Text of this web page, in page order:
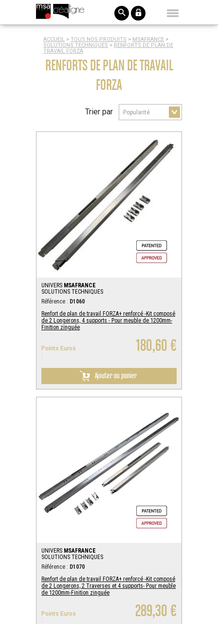
ACCUEIL > TOUS NOS PRODUITS > MSAFRANCE >
SOLUTIONS TECHNIQUES > RENFORTS DE PLAN DE
TRAVAIL FORZA
RENFORTS DE PLAN DE TRAVAIL
FORZA
Trier par
UNIVERS MSAFRANCE
SOLUTIONS TECHNIQUES
Référence : D1060
Renfort de plan de travail FORZA+ renforcé -Kit composé
de 2 Longerons, 4 supports - Pour meuble de 1200mm-
Finition zinguée
Points Euros
:
180,60 €
Ajouter au panier
UNIVERS MSAFRANCE
SOLUTIONS TECHNIQUES
Référence : D1070
Renfort de plan de travail FORZA+ renforcé -Kit composé
de 2 Longerons, 2 Traverses et 4 supports- Pour meuble
de 1200mm-Finition zinguée
Points Euros
:
289,30 €